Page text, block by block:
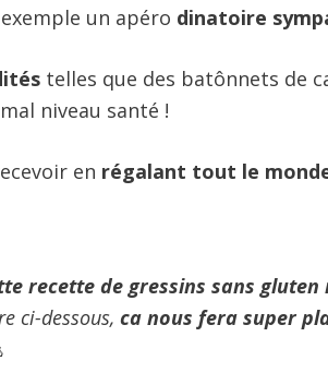
un apéro dinatoire
telles que des batônnets de
niveau santé !
en régalant tout le
recette de gressins sans gluten
ci-dessous, ca nous fera super